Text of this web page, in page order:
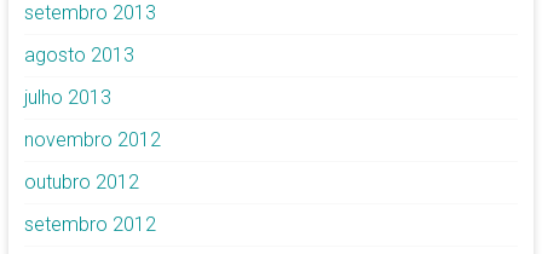
setembro 2013
agosto 2013
julho 2013
novembro 2012
outubro 2012
setembro 2012